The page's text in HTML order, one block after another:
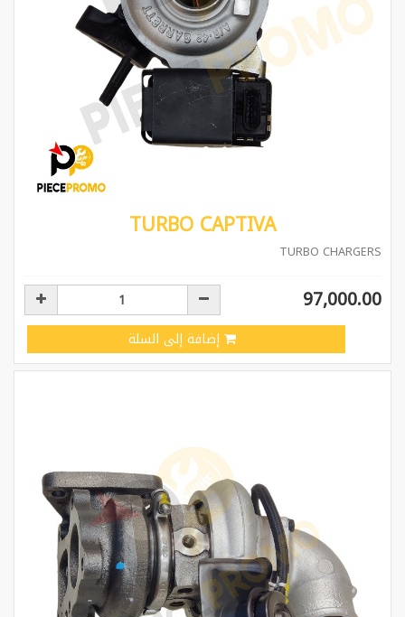
TURBO CAPTIVA
TURBO CHARGERS
97,000.00
إضافة إلى السلة